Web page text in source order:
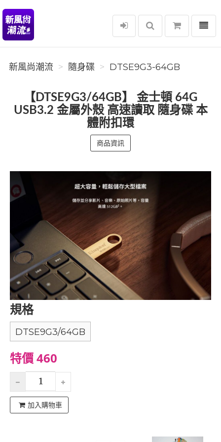
新風尚潮流
選單
新風尚潮流 隨身碟 DTSE9G3-64GB
【DTSE9G3/64GB】 金士頓 64G
USB3.2 金屬外殼 高速讀取 隨身碟 本
體附扣環
商品資訊
規格
DTSE9G3/64GB
特價 460
加入購物車